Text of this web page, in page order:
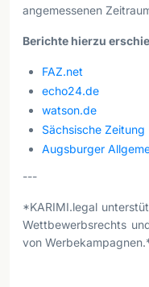
angemessenen
Berichte hierzu
FAZ.net
echo24.de
watson.de
Sächsische Zeitung
Augsburger
---
*KARIMI.legal
Wettbewerbsrechts
von